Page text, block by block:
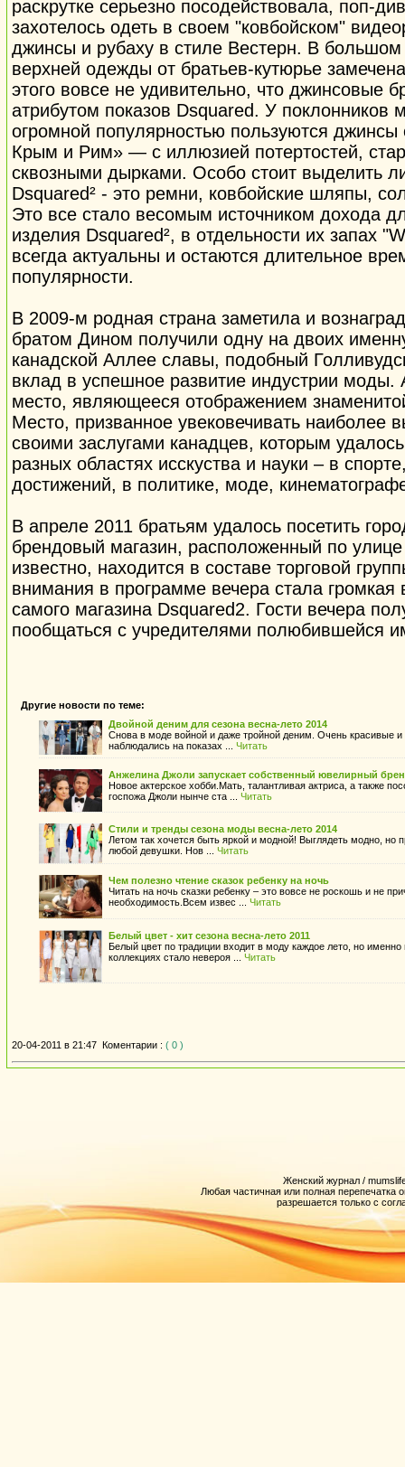
раскрутке серьезно посодействовала, поп-
захотелось одеть в своем "ковбойском"
джинсы и рубаху в стиле Вестерн. В большом
верхней одежды от братьев-кутюрье
этого вовсе не удивительно, что джинсовые
атрибутом показов Dsquared. У поклонников
огромной популярностью пользуются
Крым и Рим» — с иллюзией потертостей,
сквозными дырками. Особо стоит выделить
Dsquared² - это ремни, ковбойские шляпы,
Это все стало весомым источником дохода
изделия Dsquared², в отдельности их запах
всегда актуальны и остаются длительное
популярности.
В 2009-м родная страна заметила и
братом Дином получили одну на двоих
канадской Аллее славы, подобный
вклад в успешное развитие индустрии
место, являющееся отображением
Место, призванное увековечивать наиболее
своими заслугами канадцев, которым
разных областях исскуства и науки – в
достижений, в политике, моде,
В апреле 2011 братьям удалось посетить
брендовый магазин, расположенный по улице
известно, находится в составе торговой
внимания в программе вечера стала
самого магазина Dsquared2. Гости вечера
пообщаться с учредителями полюбившейся
Другие новости по теме:
Двойной деним для сезона весна-лето 2014
Снова в моде войной и даже тройной деним. Очень красивые
наблюдались на показах ... Читать
Анжелина Джоли запускает собственный ювелирный
Новое актерское хобби.Мать, талантливая актриса, а также
госпожа Джоли нынче ста ... Читать
Стили и тренды сезона моды весна-лето 2014
Летом так хочется быть яркой и модной! Выглядеть модно, но
любой девушки. Нов ... Читать
Чем полезно чтение сказок ребенку на ночь
Читать на ночь сказки ребенку – это вовсе не роскошь и не
необходимость.Всем извес ... Читать
Белый цвет - хит сезона весна-лето 2011
Белый цвет по традиции входит в моду каждое лето, но
коллекциях стало невероя ... Читать
20-04-2011 в 21:47 Коментарии : ( 0 )
Женский журнал /
Любая частичная или полная перепечатка
разрешается только с